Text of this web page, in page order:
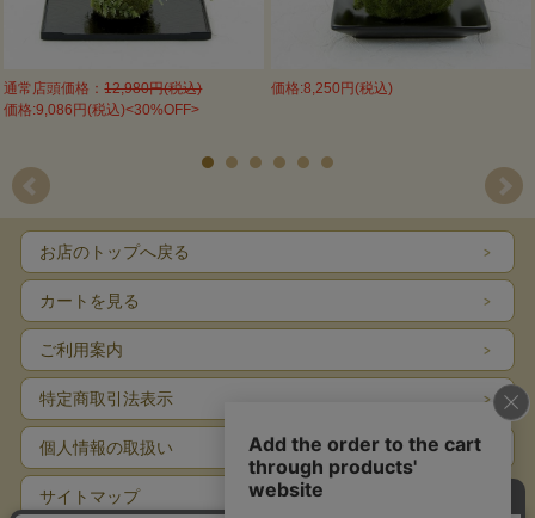
通常店頭価格：12,980円(税込)
価格:9,086円(税込)<30%OFF>
価格:8,250円(税込)
お店のトップへ戻る
カートを見る
ご利用案内
特定商取引法表示
個人情報の取扱い
サイトマップ